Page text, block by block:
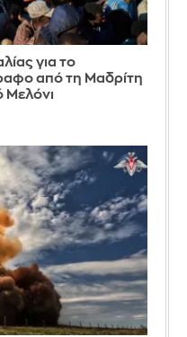
για το
από τη Μαδρίτη
Μελόνι